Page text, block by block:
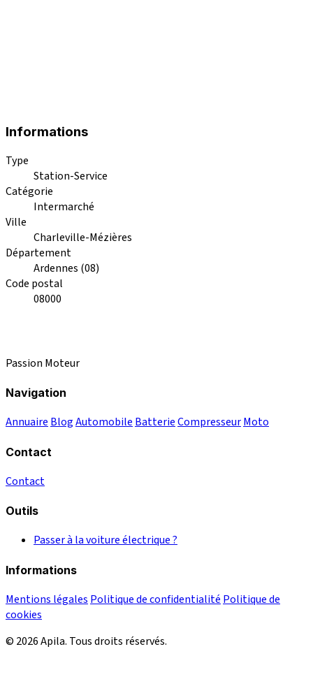
Informations
Type
Station-Service
Catégorie
Intermarché
Ville
Charleville-Mézières
Département
Ardennes (08)
Code postal
08000
Passion Moteur
Navigation
Annuaire BlogAutomobile BatterieCompresseurMoto
Contact
Contact
Outils
Passer à la voiture électrique ?
Informations
Mentions légales Politique de confidentialité Politique de
cookies
© 2026 Apila. Tous droits réservés.